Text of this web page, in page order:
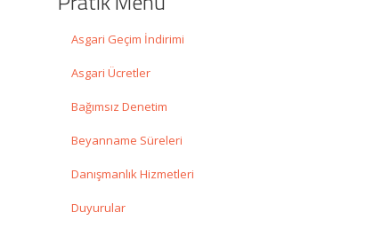
Asgari Geçim İndirimi
Asgari Ücretler
Bağımsız Denetim
Beyanname Süreleri
Danışmanlık Hizmetleri
Duyurular